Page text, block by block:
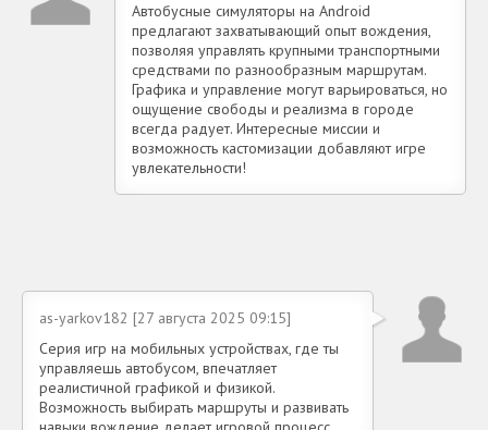
Автобусные симуляторы на Android
предлагают захватывающий опыт вождения,
позволяя управлять крупными транспортными
средствами по разнообразным маршрутам.
Графика и управление могут варьироваться, но
ощущение свободы и реализма в городе
всегда радует. Интересные миссии и
возможность кастомизации добавляют игре
увлекательности!
as-yarkov182 [27 августа 2025 09:15]
Серия игр на мобильных устройствах, где ты
управляешь автобусом, впечатляет
реалистичной графикой и физикой.
Возможность выбирать маршруты и развивать